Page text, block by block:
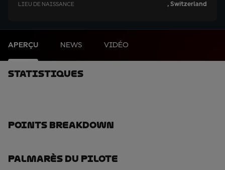
LIEU DE NAISSANCE , Switzerland
APERÇU NEWS VIDÉO
Statistiques
Points Breakdown
Palmarès Du Pilote